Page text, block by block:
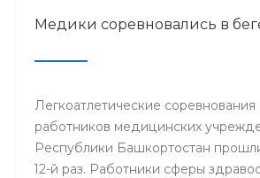
Медики соревновались в
Легкоатлетические
работников медицинских
Республики Башкортостан
12-й раз. Работники сферы